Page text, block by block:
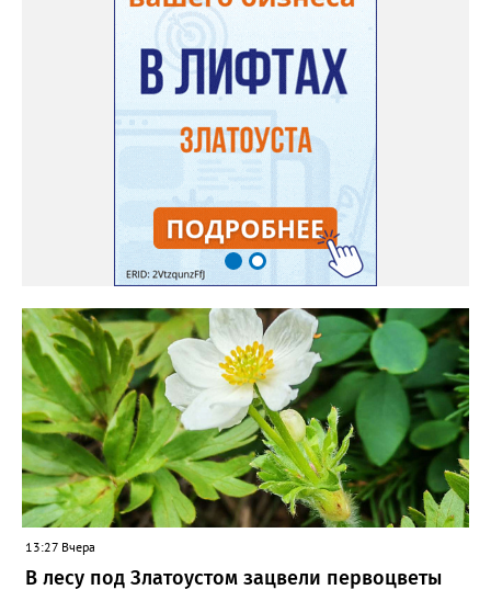
Только она хорошо зимует без укрытия. Всхожесть оказалась
на удивление хорошей: из пяти семян из каждой пачки четыре
взошли даже без стратификации. После покупки (по весне)
садовод советует сразу убрать семена в холодильник на два
месяца, а место посадки - мульчировать мелкой корой. Семена
самосевом в ней отлично прорастают. Если иногда срезать
сухие цветы и стряхивать семена вокруг куртины, лаванда
весной прорастет сама. Ещё один секрет – этот символ
Прованса не любит «вкусную» почву. Добавляйте в посадочную
яму гравий и песок – требуется хороший дренаж. В первый год
Екатерина рекомендует цветы убирать, чтобы силы куста
пошли на наращивание корневой системы. А со второго года
пусть лаванда цветёт во всю силу! Фото: Екатерина Бойко,
специально для «Златоуст.инфо». Обсуждение новости здесь
ВКОНТАКТЕ https://vk.com/newszlatoust74
13:27 Вчера
В лесу под Златоустом зацвели первоцветы